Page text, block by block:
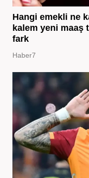
Hangi emekli ne
kalem yeni maaş
fark
Haber7